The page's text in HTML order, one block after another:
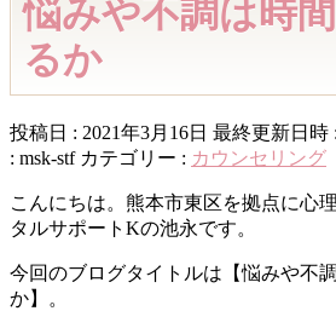
悩みや不調は時
るか
投稿日 : 2021年3月16日 最終更新日時
: msk-stf カテゴリー : カウンセリング
こんにちは。熊本市東区を拠点に心
タルサポートKの池永です。
今回のブログタイトルは【悩みや不
か】。